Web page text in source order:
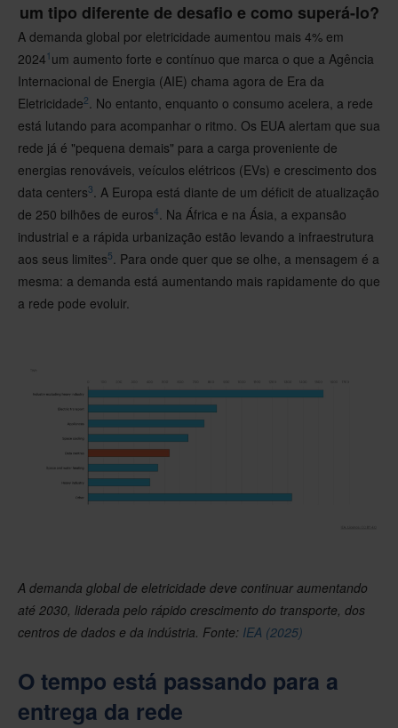
um tipo diferente de desafio e como superá-lo?
A demanda global por eletricidade aumentou mais 4% em
2024 1 um aumento forte e contínuo que marca o que a Agência
Internacional de Energia (AIE) chama agora de Era da
Eletricidade2. No entanto, enquanto o consumo acelera, a rede
está lutando para acompanhar o ritmo. Os EUA alertam que sua
rede já é "pequena demais" para a carga proveniente de
energias renováveis, veículos elétricos (EVs) e crescimento dos
data centers3. A Europa está diante de um déficit de atualização
de 250 bilhões de euros4. Na África e na Ásia, a expansão
industrial e a rápida urbanização estão levando a infraestrutura
aos seus limites5. Para onde quer que se olhe, a mensagem é a
mesma: a demanda está aumentando mais rapidamente do que
a rede pode evoluir.
A demanda global de eletricidade deve continuar aumentando
até 2030, liderada pelo rápido crescimento do transporte, dos
centros de dados e da indústria. Fonte: IEA (2025)
O tempo está passando para a
entrega da rede